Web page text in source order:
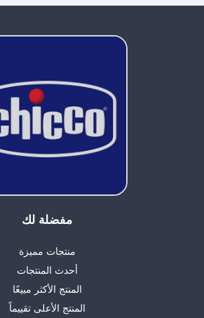
مفضلة لك
منتجات مميزة
أحدث المنتجات
المنتج الأكثر مبيعًا
المنتج الأعلى تقييماً